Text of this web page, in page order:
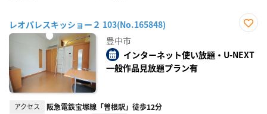
レオパレスキッショー２ 103(No.165848)
り登
録
豊中市
インターネット使い放題・U-NEXT
一般作品見放題プラン有
アクセス 阪急電鉄宝塚線「曽根駅」徒歩12分